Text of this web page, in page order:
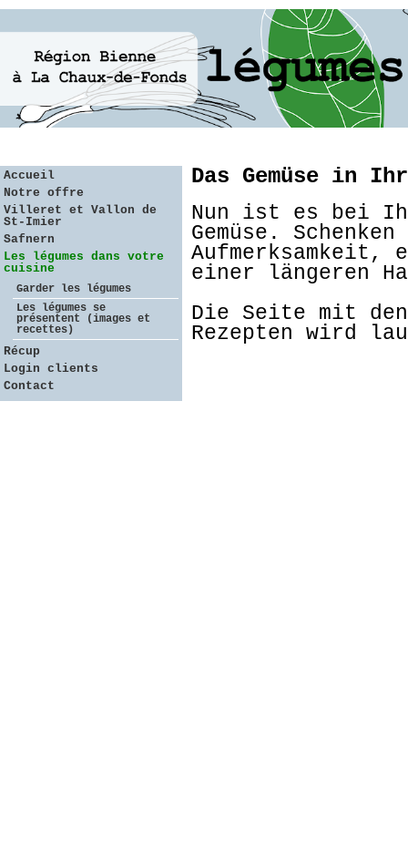
Accueil
Notre offre
Villeret et Vallon de
St-Imier
Safnern
Les légumes dans votre
cuisine
Garder les légumes
Les légumes se
présentent (images et
recettes)
Récup
Login clients
Contact
Das Gemüse in
Nun ist es bei
Gemüse.
Aufmerksamkeit,
einer längeren
Die Seite mit den
Rezepten wird